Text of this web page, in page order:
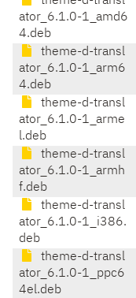
ator_6.1.0-1_amd6
4.deb
theme-d-transl
ator_6.1.0-1_arm6
4.deb
theme-d-transl
ator_6.1.0-1_arme
l.deb
theme-d-transl
ator_6.1.0-1_armh
f.deb
theme-d-transl
ator_6.1.0-1_i386.
deb
theme-d-transl
ator_6.1.0-1_ppc6
4el.deb